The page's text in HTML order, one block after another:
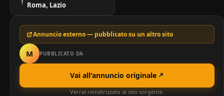
Roma, Lazio
Annuncio esterno — pubblicato su un altro sito
M PUBBLICATO DA
Vai all'annuncio originale
Verrai reindirizzato al sito sorgente.